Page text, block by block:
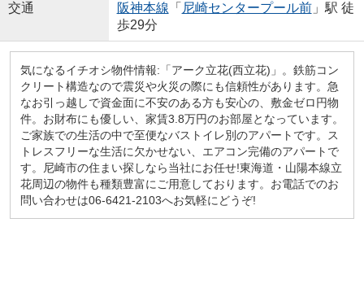
交通
阪神本線 「 尼崎センタープール前」駅 徒
歩29分
気になるイチオシ物件情報:「アーク立花(西立花)」。鉄筋コン
クリート構造なので震災や火災の際にも信頼性があります。急
なお引っ越しで資金面に不安のある方も安心の、敷金ゼロ円物
件。お財布にも優しい、家賃3.8万円のお部屋となっています。
ご家族での生活の中で至便なバストイレ別のアパートです。ス
トレスフリーな生活に欠かせない、エアコン完備のアパートで
す。尼崎市の住まい探しなら当社にお任せ!東海道・山陽本線立
花周辺の物件も種類豊富にご用意しております。お電話でのお
問い合わせは06-6421-2103へお気軽にどうぞ!